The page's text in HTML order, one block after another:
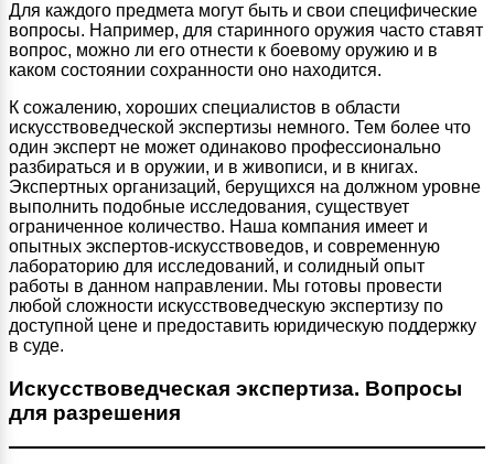
Для каждого предмета могут быть и свои специфические
вопросы. Например, для старинного оружия часто ставят
вопрос, можно ли его отнести к боевому оружию и в
каком состоянии сохранности оно находится.
К сожалению, хороших специалистов в области
искусствоведческой экспертизы немного. Тем более что
один эксперт не может одинаково профессионально
разбираться и в оружии, и в живописи, и в книгах.
Экспертных организаций, берущихся на должном уровне
выполнить подобные исследования, существует
ограниченное количество. Наша компания имеет и
опытных экспертов-искусствоведов, и современную
лабораторию для исследований, и солидный опыт
работы в данном направлении. Мы готовы провести
любой сложности искусствоведческую экспертизу по
доступной цене и предоставить юридическую поддержку
в суде.
Искусствоведческая экспертиза. Вопросы
для разрешения